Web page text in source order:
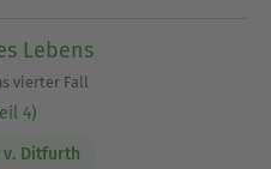
Lebens
vierter Fall
4)
Ditfurth